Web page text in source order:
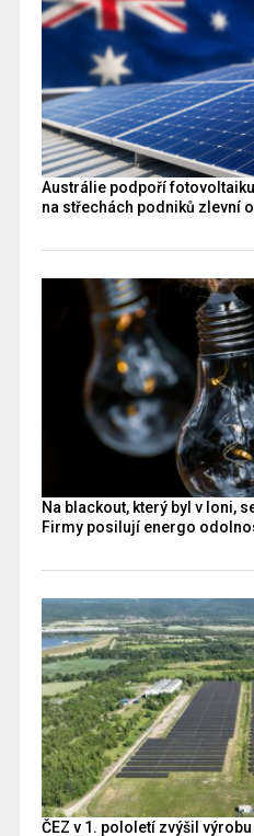
Austrálie podpoří
na střechách podniků zlevní
Na blackout, který byl v loni,
Firmy posilují energo
ČEZ v 1. pololetí zvýšil